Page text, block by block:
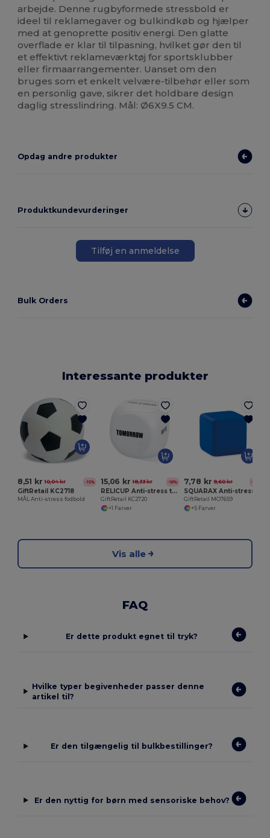
arbejde. Denne rugbyformede stressbold er
ideel til reklamegaver og bulkindkøb og hjælper
med at genoprette positiv energi. Den glatte
overflade er klar til tilpasning, hvilket gør den til
et effektivt reklameværktøj for sportsklubber
eller firmaarrangementer. Uanset om den
bruges som et enkelt velvære-tilbehør eller som
en personlig gave, sikrer det holdbare design
daglig stresslindring. Mål: Ø6X9.5 CM.
Opdag andre produkter
Produktkundevurderinger
Tilføj en anmeldelse
Bulk Orders
Interessante produkter
8,51 kr 10,04 kr -15%
GiftRetail KC2718
MÅL Anti-stress fodbold
15,06 kr 18,33 kr -18%
RELICUP Anti-stress terning
GiftRetail KC2720
+1 Farver
7,78 kr 9,60 kr -19%
GiftRetail MO7659
+5 Farver
Vis alle
FAQ
Er dette produkt egnet til tryk?
Hvilke typer begivenheder passer denne
artikel til?
Er den tilgængelig til bulkbestillinger?
Er den nyttig for børn med sensoriske behov?